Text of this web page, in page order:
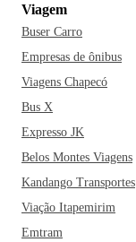
Viagem
Buser Carro
Empresas de ônibus
Viagens Chapecó
Bus X
Expresso JK
Belos Montes Viagens
Kandango Transportes
Viação Itapemirim
Emtram